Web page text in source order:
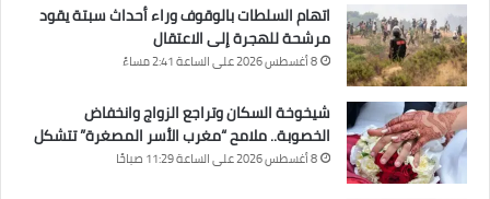
اتهام السلطات بالوقوف وراء أحداث سبتة يقود
مرشحة للهجرة إلى الاعتقال
8 أغسطس 2026 على الساعة 2:41 مساءً
شيخوخة السكان وتراجع الزواج وانخفاض
الخصوبة.. ملامح “مغرب الأسر المصغرة” تتشكل
8 أغسطس 2026 على الساعة 11:29 صباحًا